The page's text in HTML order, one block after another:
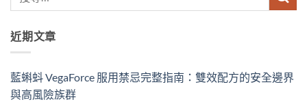
近期文章
藍蝌蚪 VegaForce 服用禁忌完整指南：雙效配方的安全邊界
與高風險族群